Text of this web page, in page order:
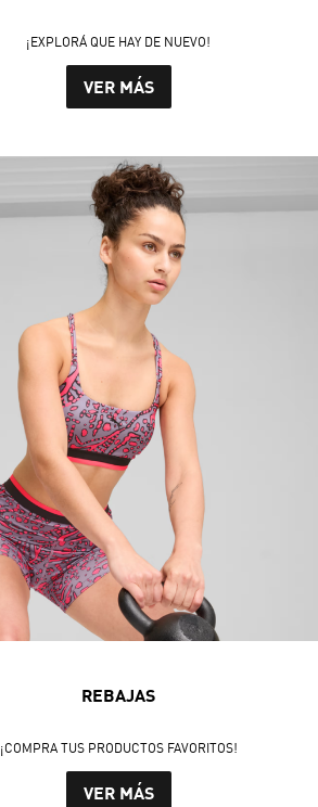
¡EXPLORÁ QUE HAY DE NUEVO!
VER MÁS
REBAJAS
¡COMPRA TUS PRODUCTOS FAVORITOS!
VER MÁS